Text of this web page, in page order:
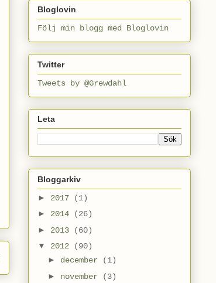
Bloglovin
Följ min blogg med Bloglovin
Twitter
Tweets by @Grewdahl
Leta
Bloggarkiv
► 2017
(1)
► 2014
(26)
► 2013
(60)
▼ 2012
(90)
► december
(1)
► november
(3)